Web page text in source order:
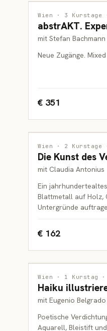
ZEICHNUNG
ERWACHSENE
Wien · 3 Kurstage
abstrAKT.
mit Stefan Bachmann
Neue Zugänge.
€ 351
INTERDISZIPLINÄR
ERWACHSENE
Wien · 2 Kurstage
Die Kunst des
mit Claudia Antonius
Ein
Blattmetall auf Holz,
Untergründe
€ 162
ILLUSTRATION
ERWACHSENE
Wien · 1 Kurstag
Haiku
mit Eugenio Belgrado
Poetische
Aquarell, Bleistift